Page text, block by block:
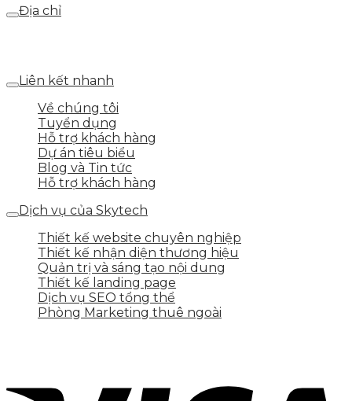
Địa chỉ
Liên kết nhanh
Về chúng tôi
Tuyển dụng
Hỗ trợ khách hàng
Dự án tiêu biểu
Blog và Tin tức
Hỗ trợ khách hàng
Dịch vụ của Skytech
Thiết kế website chuyên nghiệp
Thiết kế nhận diện thương hiệu
Quản trị và sáng tạo nội dung
Thiết kế landing page
Dịch vụ SEO tổng thể
Phòng Marketing thuê ngoài